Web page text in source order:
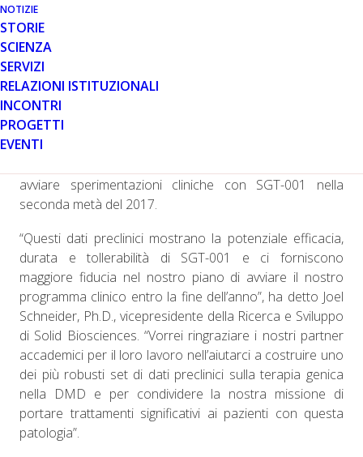
NOTIZIE
STORIE
SCIENZA
SERVIZI
RELAZIONI ISTITUZIONALI
INCONTRI
PROGETTI
EVENTI
nell’essere un approccio di trattamento efficace per la
distrofia muscolare di Duchenne (DMD). I dati preclinici,
che sono stati presentati al 20esimo convegno annuale
della “American Society of Gene and Cell Therapy”
(ASGCT), hanno dimostrato che un’unica
somministrazione di SGT-001 ha determinato
un’espressione duratura e significativa di microdistrofina
e miglioramenti nella funzione muscolare senza alcuna
avviare sperimentazioni cliniche con SGT-001 nella
seconda metà del 2017.
“Questi dati preclinici mostrano la potenziale efficacia,
durata e tollerabilità di SGT-001 e ci forniscono
maggiore fiducia nel nostro piano di avviare il nostro
programma clinico entro la fine dell’anno”, ha detto Joel
Schneider, Ph.D., vicepresidente della Ricerca e Sviluppo
di Solid Biosciences. “Vorrei ringraziare i nostri partner
accademici per il loro lavoro nell’aiutarci a costruire uno
dei più robusti set di dati preclinici sulla terapia genica
nella DMD e per condividere la nostra missione di
portare trattamenti significativi ai pazienti con questa
patologia”.